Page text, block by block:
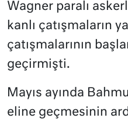
Wagner paralı
kanlı çatışmaların
çatışmalarının
geçirmişti.
Mayıs ayında
eline geçmesinin